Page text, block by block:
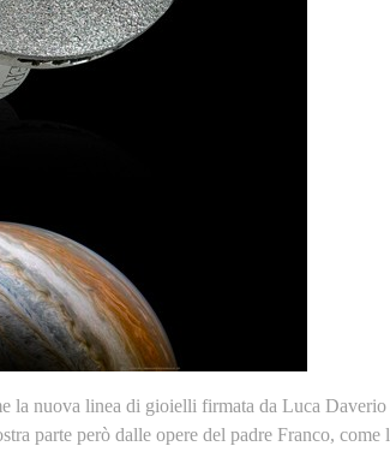
la nuova linea di gioielli firmata da Luca Daverio
parte però dalle opere del padre Franco, come